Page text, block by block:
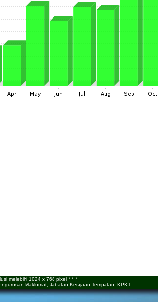
melebihi 1024 x 768 pixel * * *
Maklumat, Jabatan Kerajaan Tempatan, KPKT